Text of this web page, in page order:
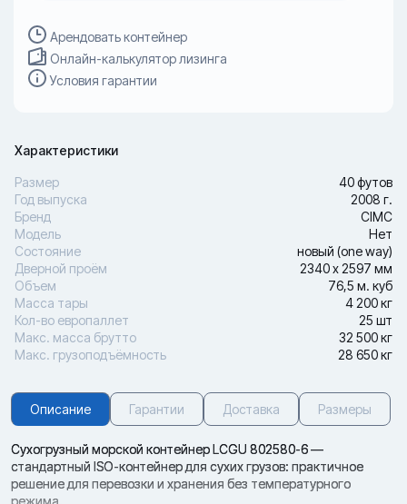
Арендовать контейнер
Онлайн-калькулятор лизинга
Условия гарантии
Характеристики
Размер
40 футов
Год выпуска
2008 г.
Бренд
CIMC
Модель
Нет
Состояние
новый (one way)
Дверной проём
2340 х 2597 мм
Объем
76,5 м. куб
Масса тары
4 200 кг
Кол-во европаллет
25 шт
Макс. масса брутто
32 500 кг
Макс. грузоподъёмность
28 650 кг
Описание Гарантии Доставка Размеры
Сухогрузный морской контейнер LCGU 802580-6 —
стандартный ISO-контейнер для сухих грузов: практичное
решение для перевозки и хранения без температурного
режима.